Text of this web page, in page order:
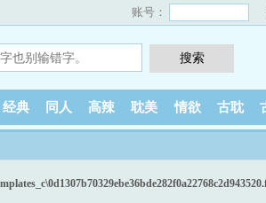
账号：
经典 同人 高辣 耽美 情欲 古耽